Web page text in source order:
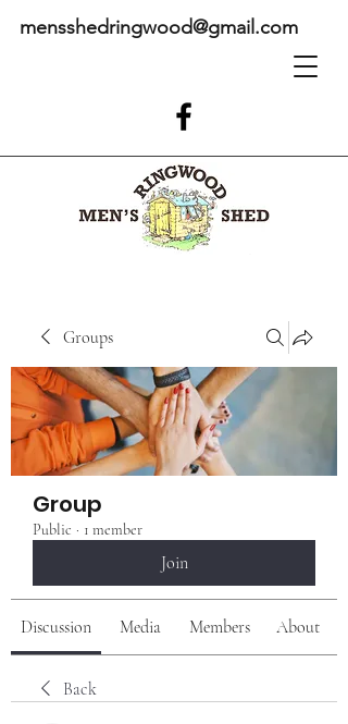
mensshedringwood@gmail.com
Groups
Group
Public · 1 member
Join
Discussion Media Members About
Back